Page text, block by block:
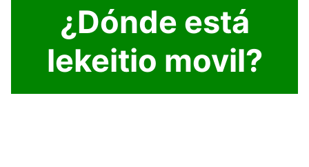
¿Dónde está
lekeitio movil?